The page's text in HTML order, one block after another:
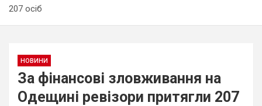
207 осіб
НОВИНИ
За фінансові зловживання на
Одещині ревізори притягли 207